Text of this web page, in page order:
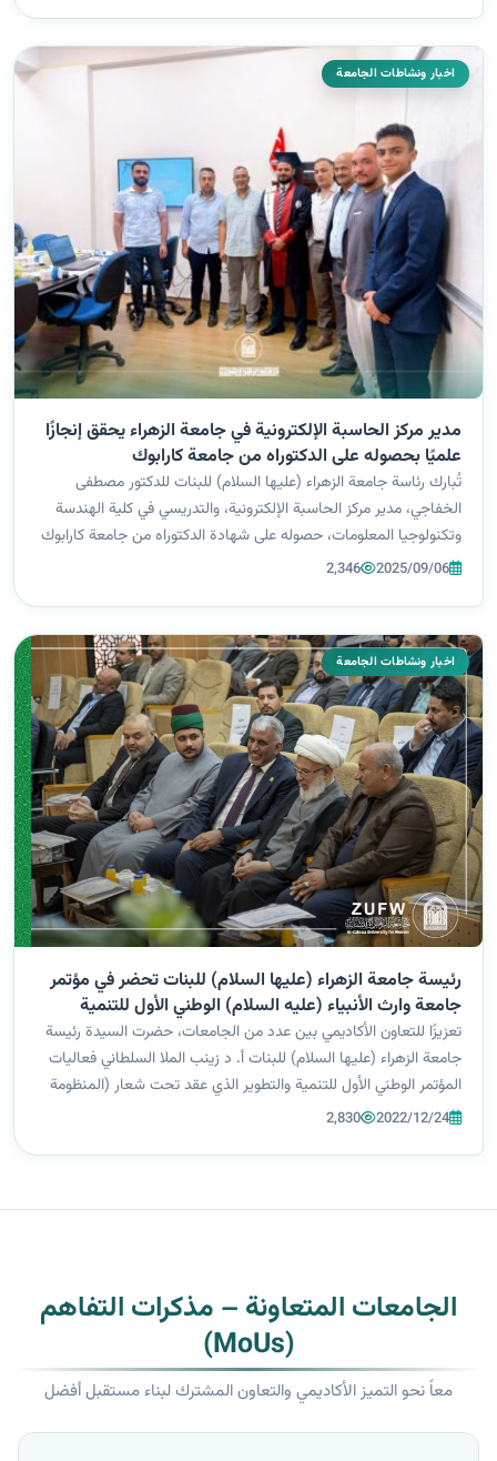
اخبار ونشاطات الجامعة
مدير مركز الحاسبة الإلكترونية في جامعة الزهراء يحقق إنجازًا
علميًا بحصوله على الدكتوراه من جامعة كارابوك
تُبارك رئاسة جامعة الزهراء (عليها السلام) للبنات للدكتور مصطفى
الخفاجي، مدير مركز الحاسبة الإلكترونية، والتدريسي في كلية الهندسة
وتكنولوجيا المعلومات، حصوله على شهادة الدكتوراه من جامعة كارابوك
2025/09/06
2,346
اخبار ونشاطات الجامعة
رئيسة جامعة الزهراء (عليها السلام) للبنات تحضر في مؤتمر
جامعة وارث الأنبياء (عليه السلام) الوطني الأول للتنمية
والتطوير
تعزيزًا للتعاون الأكاديمي بين عدد من الجامعات، حضرت السيدة رئيسة
جامعة الزهراء (عليها السلام) للبنات أ. د زينب الملا السلطاني فعاليات
المؤتمر الوطني الأول للتنمية والتطوير الذي عقد تحت شعار (المنظومة
القيمية وأثرها في بناء المجتمع وتنميته) في جامعة وارث الأنبي...
2022/12/24
2,830
الجامعات المتعاونة – مذكرات التفاهم
(MoUs)
معاً نحو التميز الأكاديمي والتعاون المشترك لبناء مستقبل أفضل